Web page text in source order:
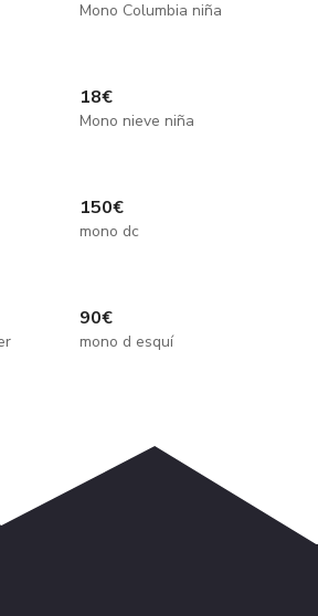
Mono Columbia niña
18€
Mono nieve niña
150€
mono dc
90€
mono d esquí